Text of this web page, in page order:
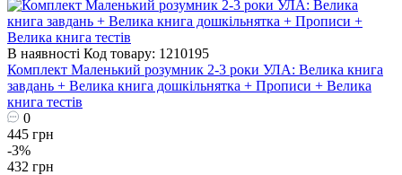
В наявності Код товару: 1210195
Комплект Маленький розумник 2-3 роки УЛА: Велика книга
завдань + Велика книга дошкільнятка + Прописи + Велика
книга тестів
0
445 грн
-3%
432 грн